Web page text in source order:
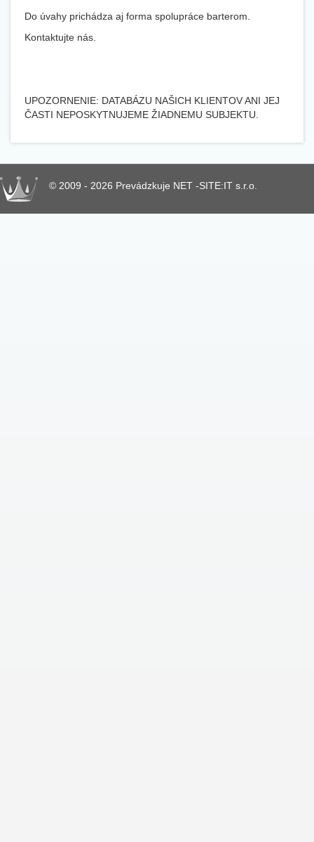
Do úvahy prichádza aj forma spolupráce barterom.
Kontaktujte nás.
UPOZORNENIE: DATABÁZU NAŠICH KLIENTOV ANI JEJ
ČASTI NEPOSKYTNUJEME ŽIADNEMU SUBJEKTU.
© 2009 - 2026 Prevádzkuje NET -SITE:IT s.r.o.